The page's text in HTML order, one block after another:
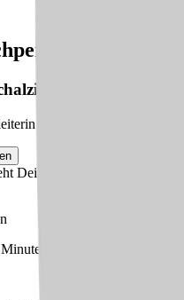
Deine Bewerbung
– kostenlos &